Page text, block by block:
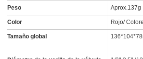
Peso Aprox.137g
Color Rojo/
Tamaño global